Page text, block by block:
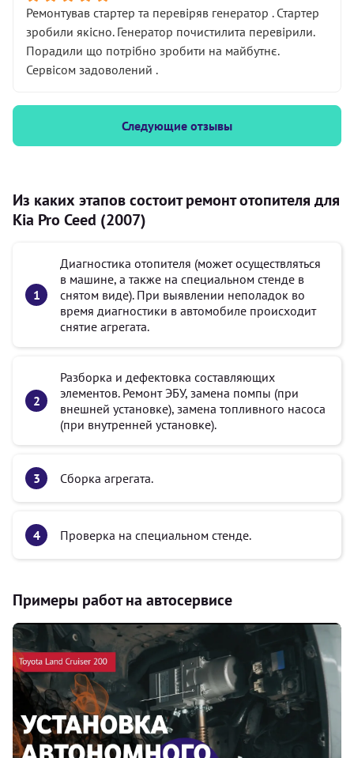
Ремонтував стартер та перевіряв генератор . Стартер
зробили якісно. Генератор почистилита перевірили.
Порадили що потрібно зробити на майбутнє.
Сервісом задоволений .
Следующие отзывы
Из каких этапов состоит ремонт отопителя для
Kia Pro Ceed (2007)
Диагностика отопителя (может осуществляться
в машине, а также на специальном стенде в
снятом виде). При выявлении неполадок во
время диагностики в автомобиле происходит
снятие агрегата.
Разборка и дефектовка составляющих
элементов. Ремонт ЭБУ, замена помпы (при
внешней установке), замена топливного насоса
(при внутренней установке).
Сборка агрегата.
Проверка на специальном стенде.
Примеры работ на автосервисе